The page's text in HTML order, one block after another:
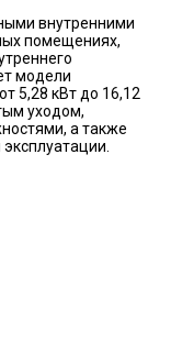
внутренними
помещениях,
модели
5,28 кВт до 16,12
уходом,
а также